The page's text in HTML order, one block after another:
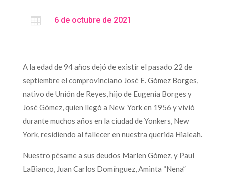
 6 de octubre de 2021
A la edad de 94 años dejó de existir el pasado 22 de
septiembre el comprovinciano José E. Gómez Borges,
nativo de Unión de Reyes, hijo de Eugenia Borges y
José Gómez, quien llegó a New York en 1956 y vivió
durante muchos años en la ciudad de Yonkers, New
York, residiendo al fallecer en nuestra querida Hialeah.
Nuestro pésame a sus deudos Marlen Gómez, y Paul
LaBianco, Juan Carlos Domínguez, Aminta “Nena”